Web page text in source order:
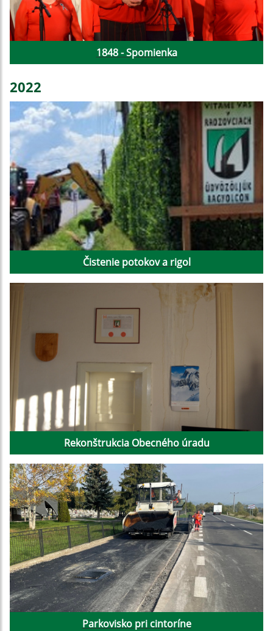
1848 - Spomienka
2022
Čistenie potokov a rigol
Rekonštrukcia Obecného úradu
Parkovisko pri cintoríne